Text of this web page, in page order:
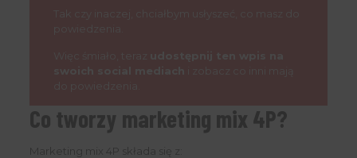
Co tworzy marketing mix 4P?
Marketing mix 4P składa się z: